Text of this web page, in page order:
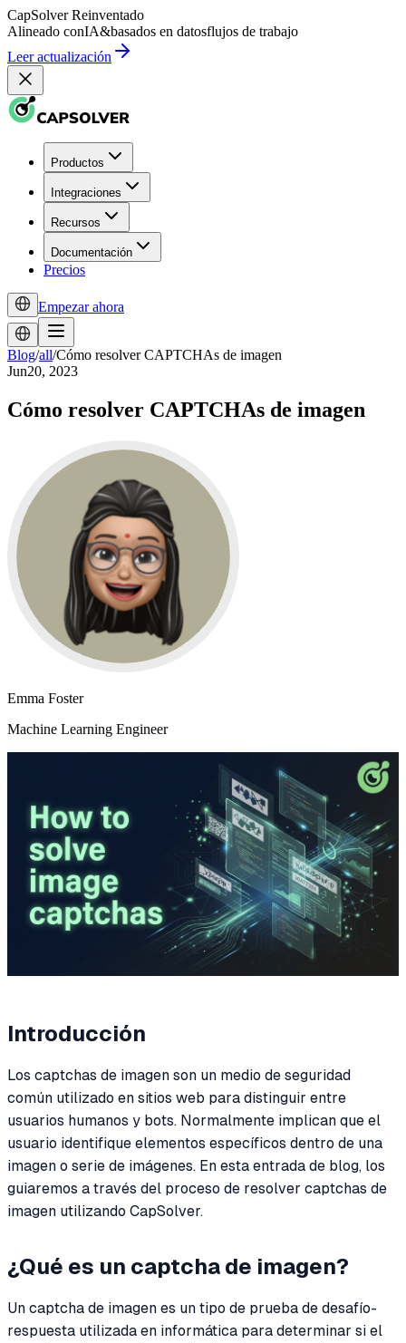
CapSolver Reinventado
Alineado conIA&basados en datosflujos de trabajo
Leer actualización
Productos
Integraciones
Recursos
Documentación
Precios
Empezar ahora
Blog/all/Cómo resolver CAPTCHAs de imagen
Jun20, 2023
Cómo resolver CAPTCHAs de imagen
Emma Foster
Machine Learning Engineer
Introducción
Los captchas de imagen son un medio de seguridad
común utilizado en sitios web para distinguir entre
usuarios humanos y bots. Normalmente implican que el
usuario identifique elementos específicos dentro de una
imagen o serie de imágenes. En esta entrada de blog, los
guiaremos a través del proceso de resolver captchas de
imagen utilizando CapSolver.
¿Qué es un captcha de imagen?
Un captcha de imagen es un tipo de prueba de desafío-
respuesta utilizada en informática para determinar si el